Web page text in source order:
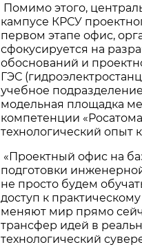
Помимо этого,
кампусе КРСУ
первом этапе офис,
сфокусируется на
обоснований и
ГЭС
учебное
модельная площадка
компетенции
технологический опыт
«Проектный офис на
подготовки
не просто будем
доступ к
меняют мир прямо
трансфер идей в
технологический